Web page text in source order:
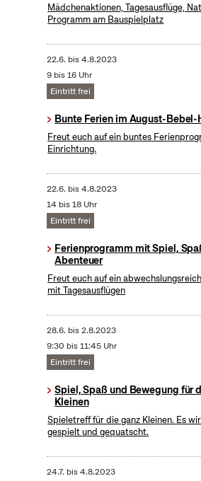
Mädchenaktionen, Tagesausflüge,
Programm am Bauspielplatz
22.6. bis4.8.2023
9 bis 16 Uhr
Eintritt frei
Bunte Ferien im August-Bebel-
Freut euch auf ein buntes
Einrichtung.
22.6. bis4.8.2023
14 bis 18 Uhr
Eintritt frei
Ferienprogramm mit Spiel,
Abenteuer
Freut euch auf ein
mit Tagesausflügen
28.6. bis2.8.2023
9:30 bis 11:45 Uhr
Eintritt frei
Spiel, Spaß und Bewegung für
Kleinen
Spieletreff für die ganz Kleinen. Es
gespielt und gequatscht.
24.7. bis4.8.2023